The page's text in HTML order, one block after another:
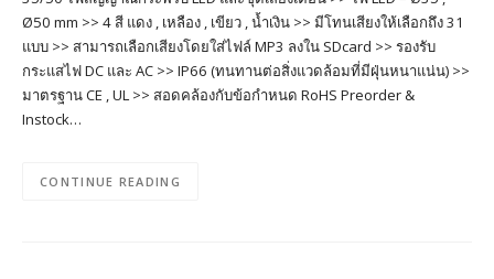
Ø50 mm >> 4 สี แดง , เหลือง , เขียว , น้ำเงิน >> มีโทนเสียงให้เลือกถึง 31
แบบ >> สามารถเลือกเสียงโดยใส่ไฟล์ MP3 ลงใน SDcard >> รองรับ
กระแสไฟ DC และ AC >> IP66 (ทนทานต่อสิ่งแวดล้อมที่มีฝุ่นหนาแน่น) >>
มาตรฐาน CE , UL >> สอดคล้องกับข้อกำหนด RoHS Preorder &
Instock…
CONTINUE READING